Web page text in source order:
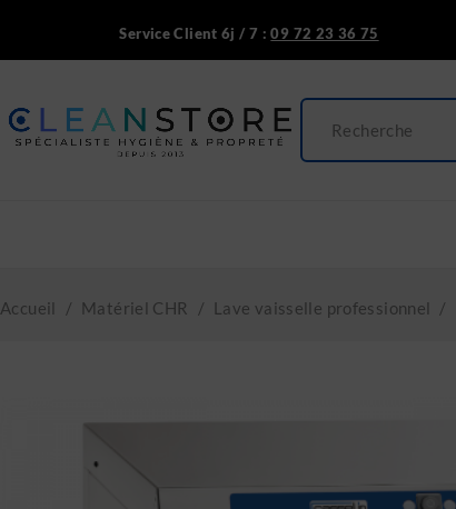
Service Client 6j / 7 :09 72 23 36 75
Accueil / Matériel CHR / Lave vaisselle professionnel /